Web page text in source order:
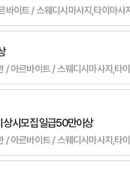
이트 / 스웨디시마사지,타이마
아르바이트 / 스웨디시마사지,타
상시모집 일급50만이상